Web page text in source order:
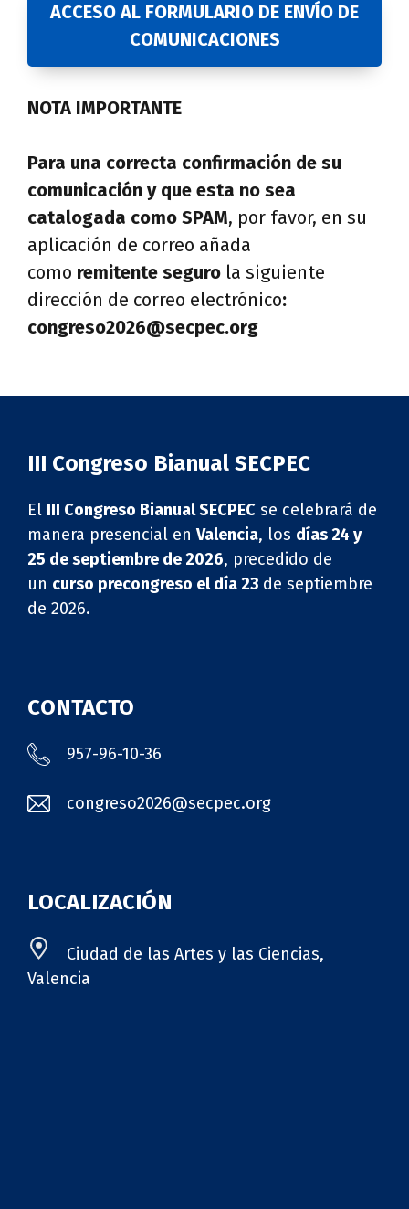
ACCESO AL FORMULARIO DE ENVÍO DE
COMUNICACIONES
NOTA IMPORTANTE
Para una correcta confirmación de su
comunicación y que esta no sea
catalogada como SPAM, por favor, en su
aplicación de correo añada
como remitente seguro la siguiente
dirección de correo electrónico:
congreso2026@secpec.org
III Congreso Bianual SECPEC
El III Congreso Bianual SECPEC se celebrará de
manera presencial enValencia, los días 24 y
25 de septiembre de 2026, precedido de
un curso precongreso el día 23 de septiembre
de 2026.
CONTACTO
957-96-10-36
congreso2026@secpec.org
LOCALIZACIÓN
Ciudad de las Artes y las Ciencias,
Valencia